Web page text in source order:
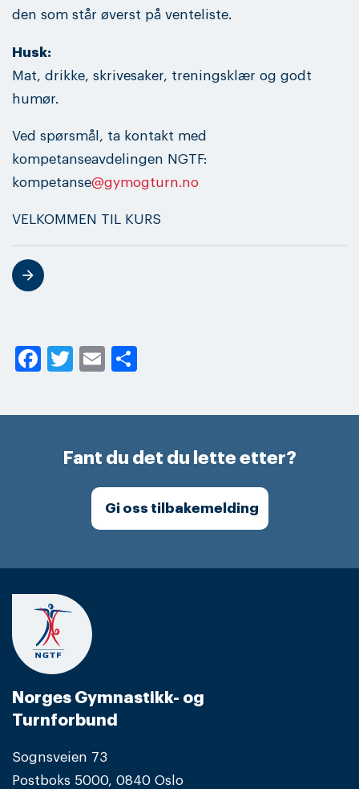
den som står øverst på venteliste.
Husk:
Mat, drikke, skrivesaker, treningsklær og godt
humør.
Ved spørsmål, ta kontakt med
kompetanseavdelingen NGTF:
kompetanse@gymogturn.no
VELKOMMEN TIL KURS
Facebook
Twitter
Email
Fant du det du lette etter?
Gi oss tilbakemelding
Norges Gymnastikk- og
Turnforbund
Sognsveien 73
Postboks 5000, 0840 Oslo